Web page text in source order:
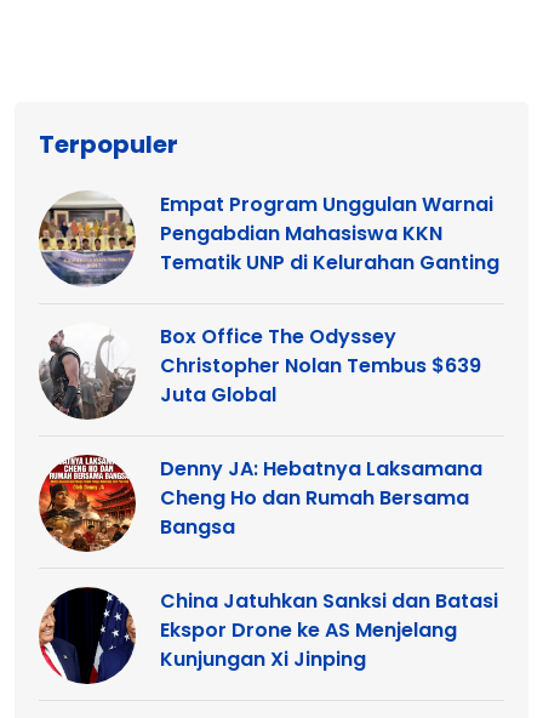
Terpopuler
Empat Program Unggulan Warnai
Pengabdian Mahasiswa KKN
Tematik UNP di Kelurahan Ganting
Box Office The Odyssey
Christopher Nolan Tembus $639
Juta Global
Denny JA: Hebatnya Laksamana
Cheng Ho dan Rumah Bersama
Bangsa
China Jatuhkan Sanksi dan Batasi
Ekspor Drone ke AS Menjelang
Kunjungan Xi Jinping